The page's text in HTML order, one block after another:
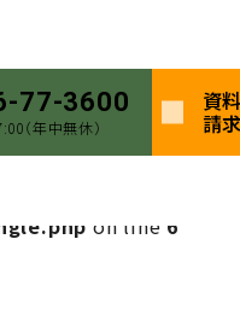
77-3600
（年中無休）
資
請
on line5
on line 6